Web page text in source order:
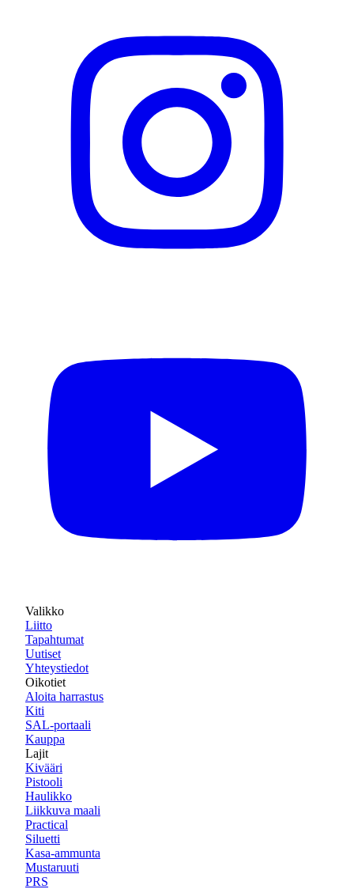
Valikko
Liitto
Tapahtumat
Uutiset
Yhteystiedot
Oikotiet
Aloita harrastus
Kiti
SAL-portaali
Kauppa
Lajit
Kivääri
Pistooli
Haulikko
Liikkuva maali
Practical
Siluetti
Kasa-ammunta
Mustaruuti
PRS